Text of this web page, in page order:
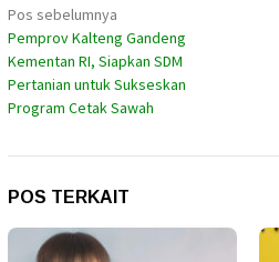
Navigasi
pos
Pos sebelumnya
Pemprov Kalteng Gandeng
Kementan RI, Siapkan SDM
Pertanian untuk Sukseskan
Program Cetak Sawah
POS TERKAIT